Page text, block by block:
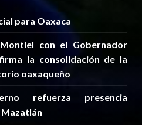
para Oaxaca
con el Gobernador
la consolidación de la
oaxaqueño
refuerza presencia
Mazatlán